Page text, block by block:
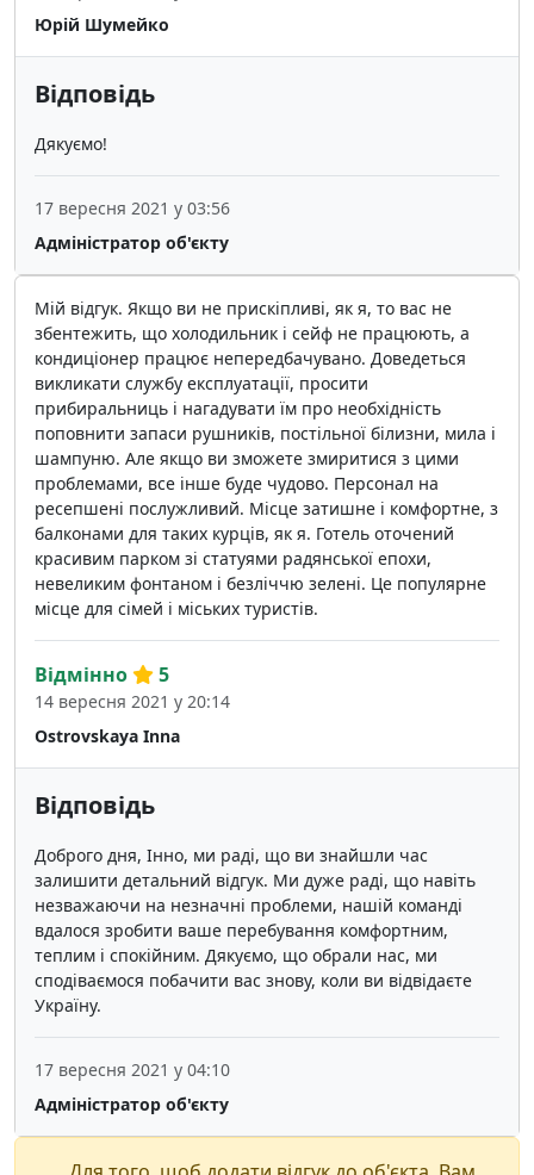
Юрій Шумейко
Відповідь
Дякуємо!
Адміністратор об'єкту
17 вересня 2021 у 03:56
Мій відгук. Якщо ви не прискіпливі, як я, то вас не
збентежить, що холодильник і сейф не працюють, а
кондиціонер працює непередбачувано. Доведеться
викликати службу експлуатації, просити
прибиральниць і нагадувати їм про необхідність
поповнити запаси рушників, постільної білизни, мила і
шампуню. Але якщо ви зможете змиритися з цими
проблемами, все інше буде чудово. Персонал на
ресепшені послужливий. Місце затишне і комфортне, з
балконами для таких курців, як я. Готель оточений
красивим парком зі статуями радянської епохи,
невеликим фонтаном і безліччю зелені. Це популярне
місце для сімей і міських туристів.
Ostrovskaya Inna
Відмінно 5
14 вересня 2021 у 20:14
Відповідь
Доброго дня, Інно, ми раді, що ви знайшли час
залишити детальний відгук. Ми дуже раді, що навіть
незважаючи на незначні проблеми, нашій команді
вдалося зробити ваше перебування комфортним,
теплим і спокійним. Дякуємо, що обрали нас, ми
сподіваємося побачити вас знову, коли ви відвідаєте
Україну.
Адміністратор об'єкту
17 вересня 2021 у 04:10